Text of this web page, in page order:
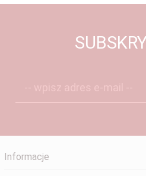
Informacje